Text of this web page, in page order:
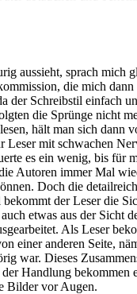
aussieht, sprach
die mich
Schreibstil einfach
die Sprünge nicht
hält man sich dann
mit schwachen
es ein wenig, bis
Autoren immer Mal
Doch die
der Leser die
etwas aus der Sicht
Als Leser
einer anderen Seite,
Dieses
Handlung
Bilder vor Augen.